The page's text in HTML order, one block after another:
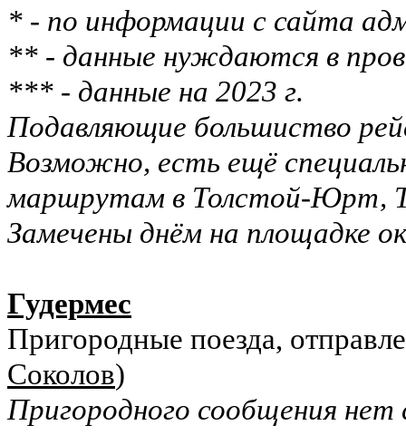
* - по информации с сайта
** - данные нуждаются в
*** - данные на 2023 г.
Подавляющие большиство
Возможно, есть ещё
маршрутам в Толстой-Юрт,
Замечены днём на площадке
Гудермес
Пригородные поезда,
Соколов)
Пригородного сообщения нет